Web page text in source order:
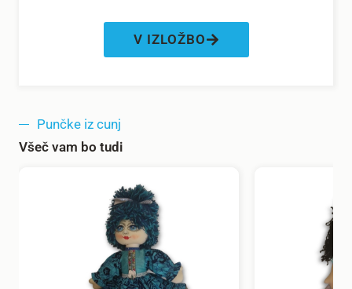
V IZLOŽBO
Punčke iz cunj
Všeč vam bo tudi